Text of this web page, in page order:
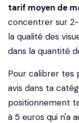
tarif moyen de
concentrer sur
la qualité des
dans la quantité
Pour calibrer tes
avis dans ta
positionnement
à 5 euros qui n'a